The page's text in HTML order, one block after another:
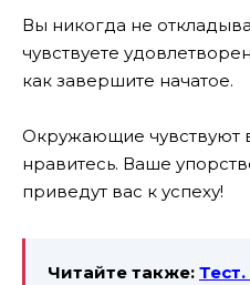
Вы никогда не
чувствуете
как завершите начатое.
Окружающие чувствуют
нравитесь. Ваше
приведут вас к успеху!
Читайте также: